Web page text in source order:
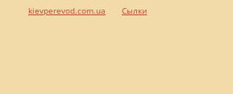
kievperevod.com.ua
Cылки